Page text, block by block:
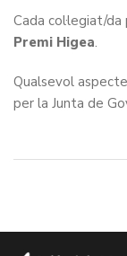
Cada col·legiat/
Premi Higea.
Qualsevol
per la Junta de